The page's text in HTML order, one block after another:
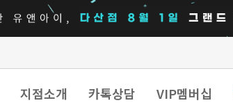
지점소개 카톡상담 VIP멤버십